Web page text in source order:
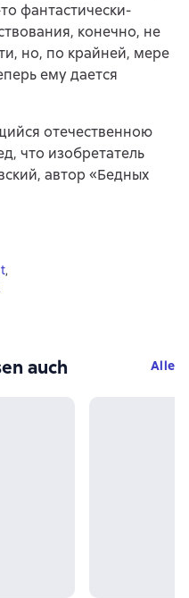
фантастически-
конечно, не
но, по крайней, мере
ему дается
отечественною
что изобретатель
автор «Бедных
,
auch Alle